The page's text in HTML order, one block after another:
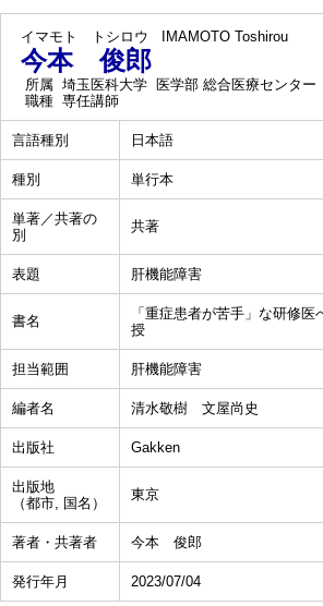
イマモト トシロウ IMAMOTO Toshirou
今本 俊郎
所属 埼玉医科大学 医学部 総合医療センタ
職種 専任講師
言語種別 日本語
種別 単行本
単著／共著の
別
共著
表題 肝機能障害
書名
「重症患者が苦手」な研修
授
担当範囲 肝機能障害
編者名 清水敬樹 文屋尚史
出版社 Gakken
出版地
（都市, 国名）
東京
著者・共著者 今本 俊郎
発行年月 2023/07/04